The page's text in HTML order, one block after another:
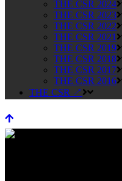
THE CSR 2024
THE CSR 2023
THE CSR 2022
THE CSR 2021
THE CSR 2019
THE CSR 2018
THE CSR 2017
THE CSR 2016
THE CSR ↗